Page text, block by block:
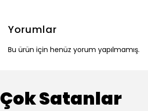
Yorumlar
Bu ürün için henüz yorum yapılmamış.
Çok Satanlar